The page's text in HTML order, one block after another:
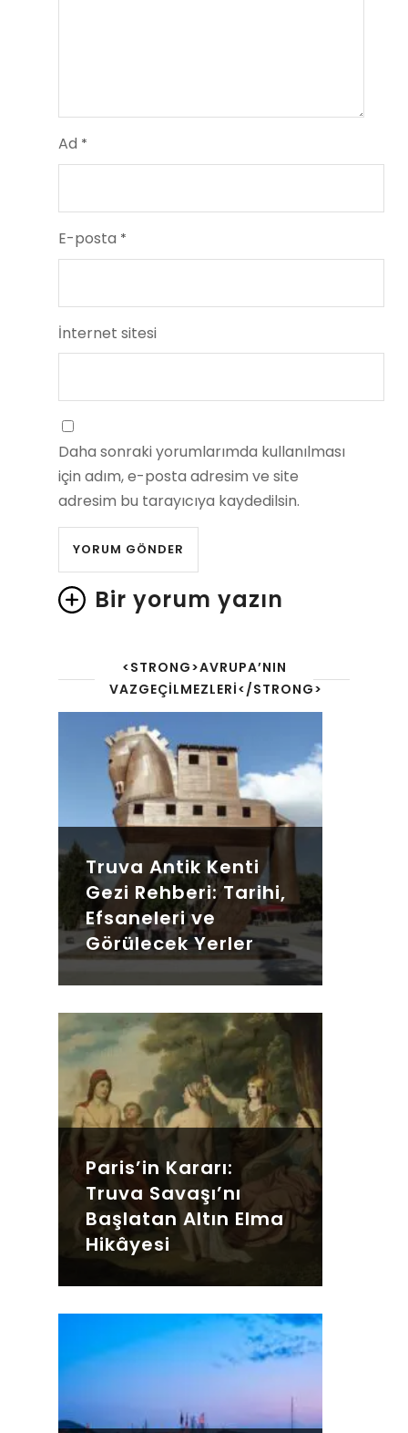
Ad *
E-posta *
İnternet sitesi
Daha sonraki yorumlarımda kullanılması
için adım, e-posta adresim ve site
adresim bu tarayıcıya kaydedilsin.
Bir yorum yazın
<STRONG>AVRUPA’NIN
VAZGEÇILMEZLERI</STRONG>
Truva Antik Kenti
Gezi Rehberi: Tarihi,
Efsaneleri ve
Görülecek Yerler
Paris’in Kararı:
Truva Savaşı’nı
Başlatan Altın Elma
Hikâyesi